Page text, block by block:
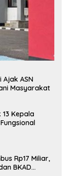
Ajak ASN
Masyarakat
13 Kepala
Rp17 Miliar,
BKAD